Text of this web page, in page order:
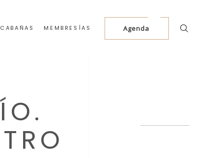
MEMBRESÍAS Agenda